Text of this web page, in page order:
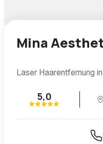
Mina
Laser Haarentfernung
5,0